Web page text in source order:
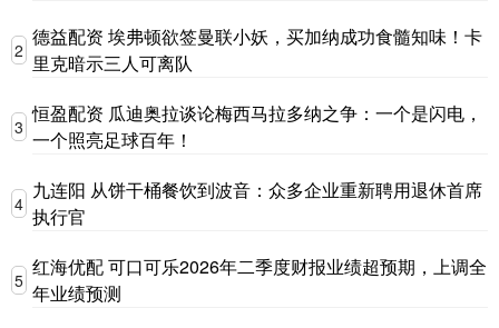
2
德益配资 埃弗顿欲签曼联小妖，买加纳成功食髓知味！卡
里克暗示三人可离队
3
恒盈配资 瓜迪奥拉谈论梅西马拉多纳之争：一个是闪电，
一个照亮足球百年！
4
九连阳 从饼干桶餐饮到波音：众多企业重新聘用退休首席
执行官
5
红海优配 可口可乐2026年二季度财报业绩超预期，上调全
年业绩预测